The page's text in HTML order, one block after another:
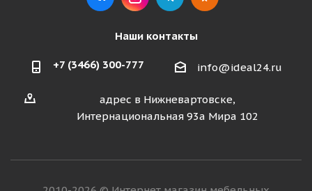
Наши контакты
+7 (3466) 300-777 info@ideal24.ru
адрес в Нижневартовске,
Интернациональная 93а Мира 102